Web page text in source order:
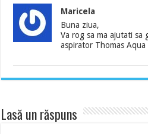
Maricela
Buna ziua,
Va rog sa ma ajutati sa
aspirator Thomas
Lasă un răspuns